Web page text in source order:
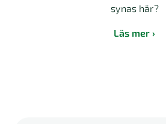
synas här?
Läs mer